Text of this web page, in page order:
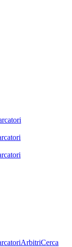
ArbitriCerca